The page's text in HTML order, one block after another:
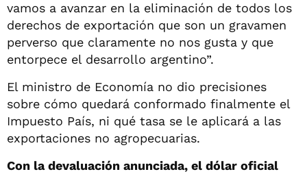
vamos a avanzar en la eliminación de todos los
derechos de exportación que son un gravamen
perverso que claramente no nos gusta y que
entorpece el desarrollo argentino”.
El ministro de Economía no dio precisiones
sobre cómo quedará conformado finalmente el
Impuesto País, ni qué tasa se le aplicará a las
exportaciones no agropecuarias.
Con la devaluación anunciada, el dólar oficial